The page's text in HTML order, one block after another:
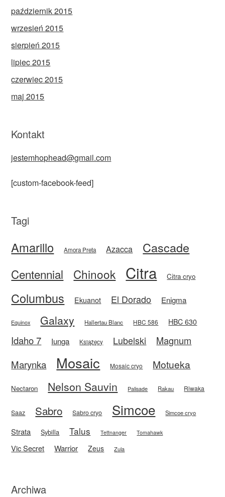
październik 2015
wrzesień 2015
sierpień 2015
lipiec 2015
czerwiec 2015
maj 2015
Kontakt
jestemhophead@gmail.com
[custom-facebook-feed]
Tagi
Amarillo Amora Preta Azacca Cascade
Centennial Chinook Citra Citra cryo
Columbus Ekuanot El Dorado Enigma
Equinox Galaxy Hallertau Blanc HBC 586 HBC 630
Idaho 7 Iunga Książęcy Lubelski
Magnum
Marynka
Mosaic Mosaic cryo Motueka
Nectaron Nelson Sauvin Palisade Rakau Riwaka
Saaz Sabro Sabro cryo Simcoe Simcoe cryo
Strata Sybilla Talus Tettnanger Tomahawk
Vic Secret Warrior Zeus Zula
Archiwa